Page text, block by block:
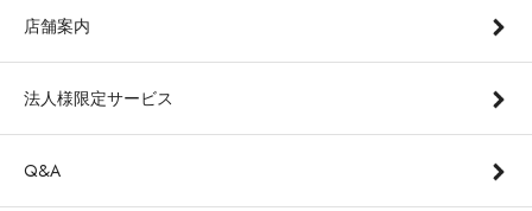
店舗案内
法人様限定サービス
Q&A